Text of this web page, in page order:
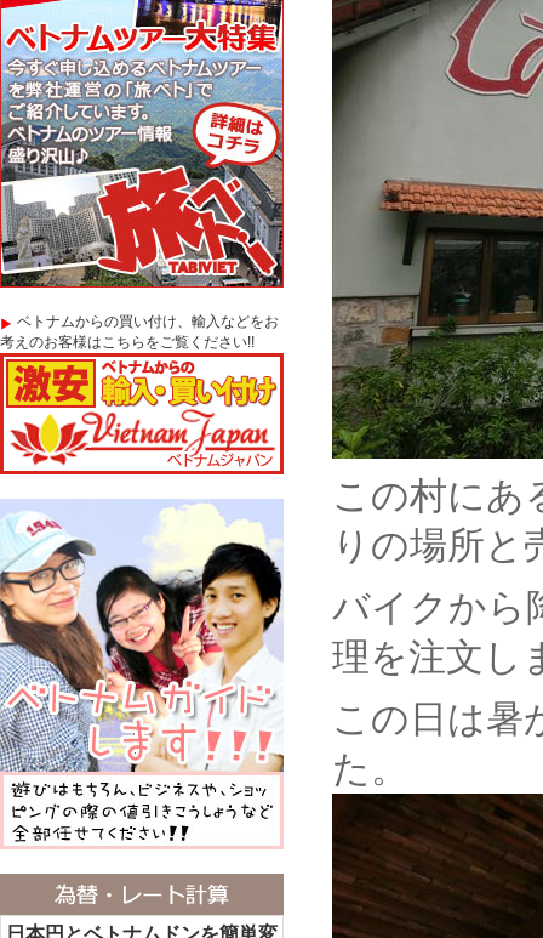
ベトナムからの買い付け、輸入などをお
考えのお客様はこちらをご覧ください!!
日本円とベトナムドンを簡単変
この村にあ
りの場所と
バイクから
理を注文し
この日は暑
た。